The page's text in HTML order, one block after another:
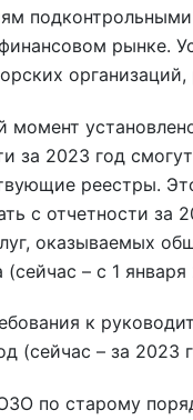
рынке.
момент
за 2023 год
реестры.
с отчетности за
оказываемых
(сейчас – с 1
к
(сейчас – за 2023
по старому